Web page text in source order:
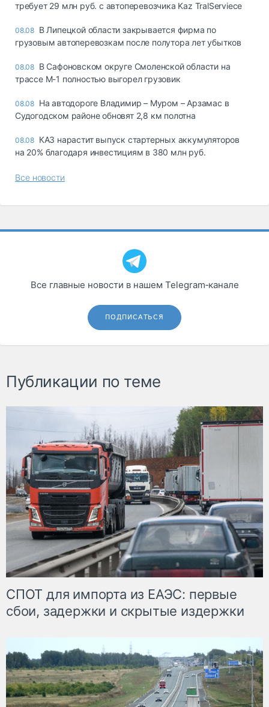
требует 29 млн руб. с автоперевозчика Kaz TralServiece
08.08 В Липецкой области закрывается фирма по
грузовым автоперевозкам после полутора лет убытков
08.08 В Сафоновском округе Смоленской области на
трассе М-1 полностью выгорел грузовик
08.08 На автодороге Владимир – Муром – Арзамас в
Судогодском районе обновят 2,8 км полотна
08.08 КАЗ нарастит выпуск стартерных аккумуляторов
на 20% благодаря инвестициям в 380 млн руб.
Все новости
Все главные новости в нашем Telegram‑канале
ПОДПИСАТЬСЯ
Публикации по теме
СПОТ для импорта из ЕАЭС: первые
сбои, задержки и скрытые издержки